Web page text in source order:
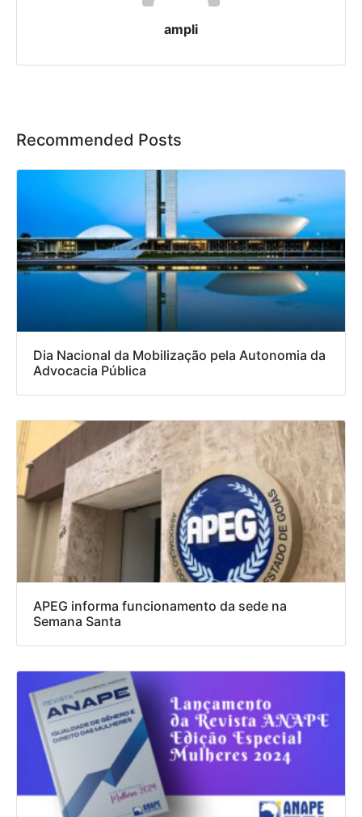
ampli
Recommended Posts
Dia Nacional da Mobilização pela Autonomia da
Advocacia Pública
APEG informa funcionamento da sede na
Semana Santa